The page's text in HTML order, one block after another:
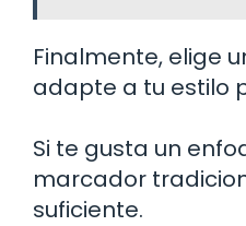
Finalmente, elige
adapte a tu estilo
Si te gusta un
marcador
suficiente.